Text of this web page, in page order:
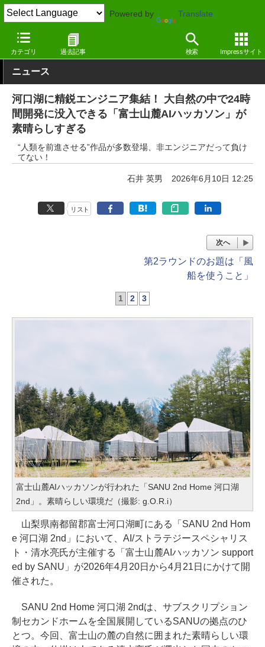
Powered by Translate
カテゴリ 過去記事 検索 Impressサイト
窓の杜 イベント
ニュース
河口湖に精鋭エンジニア集結！ 大自然の中で24時
間開発に没入できる「富士山麓AIハッカソン」が
素晴らしすぎる
“人類を前進させる”作品が多数登場、非エンジニアだって負け
てない！
石井 英男 2026年6月10日 12:25
リスト
次へ
第2ラウンドのお題は「風
船を使うこと」
1 2 3
富士山麓AIハッカソンが行われた「SANU 2nd Home 河口湖
2nd」。素晴らしい環境だ（撮影: g.O.R.i）
山梨県南都留郡富士河口湖町にある「SANU 2nd Hom
e 河口湖 2nd」において、AI/ストラテジースペシャリス
ト・清水亮氏が主催する「富士山麓AIハッカソン support
ed by SANU」が2026年4月20日から4月21日にかけて開
催された。
SANU 2nd Home 河口湖 2ndは、サブスクリプション
制セカンドホームを全国展開しているSANUの拠点のひ
とつ。今回、富士山の麓の自然に囲まれた素晴らしい環